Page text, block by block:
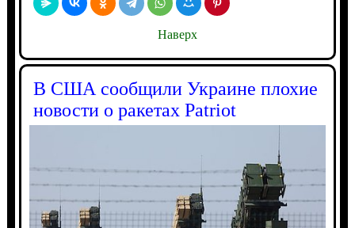
Наверх
В США сообщили Украине плохие
новости о ракетах Patriot